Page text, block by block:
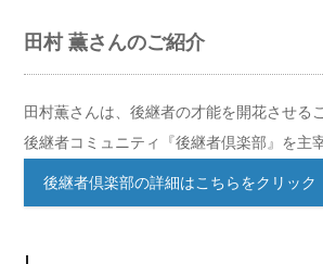
田村 薫さんのご紹介
田村薫さんは、後継者の才能を開花させる
後継者コミュニティ『後継者倶楽部』を主
後継者倶楽部の詳細はこちらをクリック